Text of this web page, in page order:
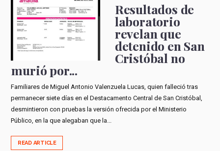
Resultados de
laboratorio
revelan que
detenido en San
Cristóbal no
murió por...
Familiares de Miguel Antonio Valenzuela Lucas, quien falleció tras
permanecer siete días en el Destacamento Central de San Cristóbal,
desmintieron con pruebas la versión ofrecida por el Ministerio
Público, en la que alegaban que la...
READ ARTICLE